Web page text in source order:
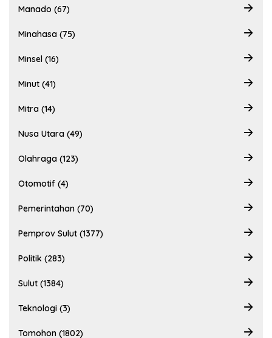
Manado (67)
Minahasa (75)
Minsel (16)
Minut (41)
Mitra (14)
Nusa Utara (49)
Olahraga (123)
Otomotif (4)
Pemerintahan (70)
Pemprov Sulut (1377)
Politik (283)
Sulut (1384)
Teknologi (3)
Tomohon (1802)